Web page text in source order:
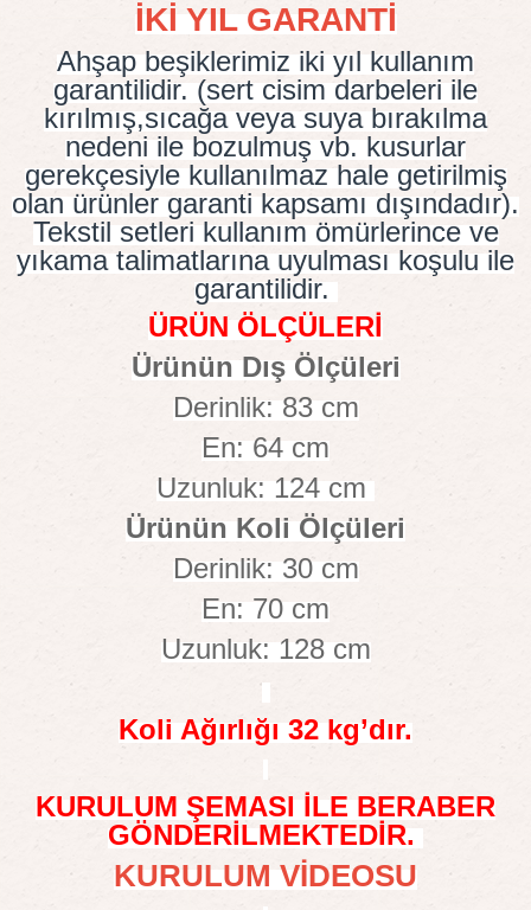
İKİ YIL GARANTİ
Ahşap beşiklerimiz iki yıl kullanım
garantilidir. (sert cisim darbeleri ile
kırılmış,sıcağa veya suya bırakılma
nedeni ile bozulmuş vb. kusurlar
gerekçesiyle kullanılmaz hale getirilmiş
olan ürünler garanti kapsamı dışındadır).
Tekstil setleri kullanım ömürlerince ve
yıkama talimatlarına uyulması koşulu ile
garantilidir.
ÜRÜN ÖLÇÜLERİ
Ürünün Dış Ölçüleri
Derinlik: 83 cm
En: 64 cm
Uzunluk: 124 cm
Ürünün Koli Ölçüleri
Derinlik: 30 cm
En: 70 cm
Uzunluk: 128 cm
Koli Ağırlığı 32 kg’dır.
KURULUM ŞEMASI İLE BERABER
GÖNDERİLMEKTEDİR.
KURULUM VİDEOSU